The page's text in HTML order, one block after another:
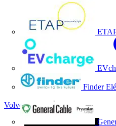
Finder
Volver a Noticias